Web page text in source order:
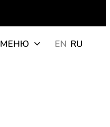
МЕНЮ EN RU